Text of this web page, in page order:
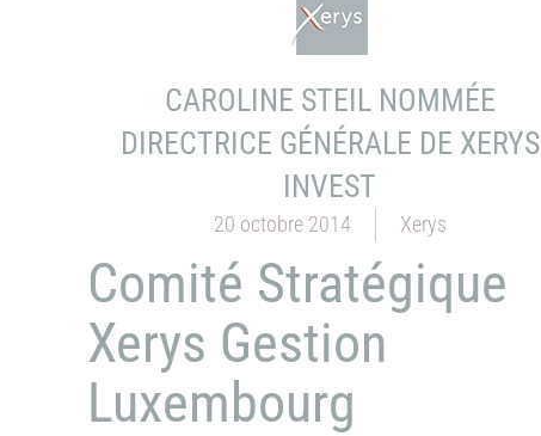
CAROLINE STEIL NOMMÉE
DIRECTRICE GÉNÉRALE DE XERYS
INVEST
20 octobre 2014 Xerys
Comité Stratégique
Xerys Gestion
Luxembourg